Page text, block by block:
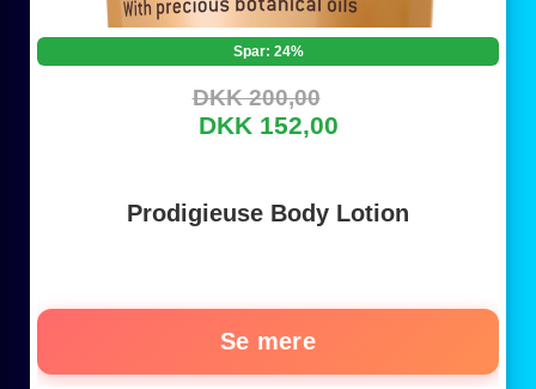
Spar: 24%
DKK 200,00
DKK 152,00
Prodigieuse Body Lotion
Se mere